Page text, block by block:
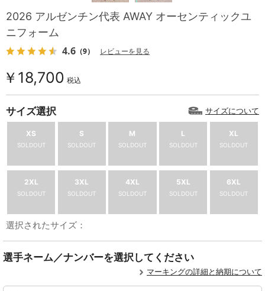
2026 アルゼンチン代表 AWAY オーセンティックユ
ニフォーム
4.6 （9） レビューを見る
￥18,700 税込
サイズ選択 サイズについて
XS
SOLDOUT
S
SOLDOUT
M
SOLDOUT
L
SOLDOUT
XL
SOLDOUT
2XL
SOLDOUT
3XL
SOLDOUT
4XL
SOLDOUT
5XL
SOLDOUT
6XL
SOLDOUT
選択されたサイズ：
選手ネーム／ナンバーを選択してください
マーキングの詳細と納期について